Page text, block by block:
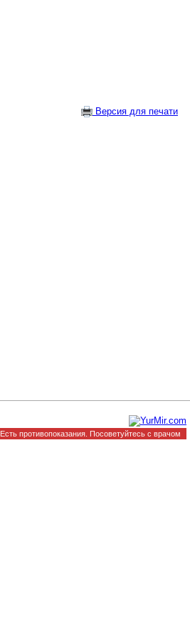
Версия для печати
Есть противопоказания. Посоветуйтесь с врачом